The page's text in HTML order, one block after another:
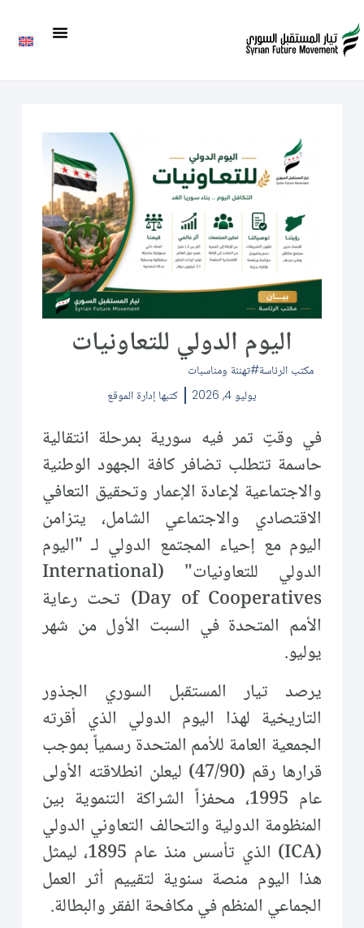
اليوم الدولي للتعاونيات
مكتب الرئاسة تهنئة ومناسبات
يوليو 4, 2026
كتبها إدارة الموقع
في وقتٍ تمر فيه سورية بمرحلة انتقالية
حاسمة تتطلب تضافر كافة الجهود الوطنية
والاجتماعية لإعادة الإعمار وتحقيق التعافي
الاقتصادي والاجتماعي الشامل، يتزامن
اليوم مع إحياء المجتمع الدولي لـ "اليوم
الدولي للتعاونيات" (International
Day of Cooperatives) تحت رعاية
الأمم المتحدة في السبت الأول من شهر
يوليو.
يرصد تيار المستقبل السوري الجذور
التاريخية لهذا اليوم الدولي الذي أقرته
الجمعية العامة للأمم المتحدة رسمياً بموجب
قرارها رقم (47/90) ليعلن انطلاقته الأولى
عام 1995، محفزاً الشراكة التنموية بين
المنظومة الدولية والتحالف التعاوني الدولي
(ICA) الذي تأسس منذ عام 1895، ليمثل
هذا اليوم منصة سنوية لتقييم أثر العمل
الجماعي المنظم في مكافحة الفقر والبطالة.